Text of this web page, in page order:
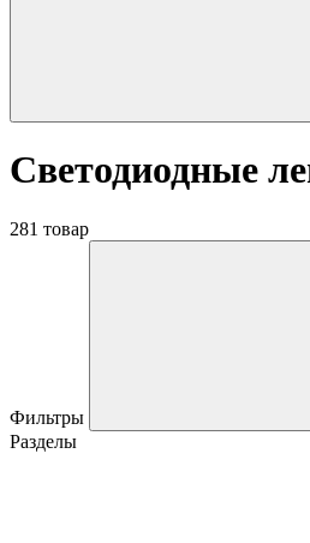
Светодиодные
281 товар
Фильтры
Разделы